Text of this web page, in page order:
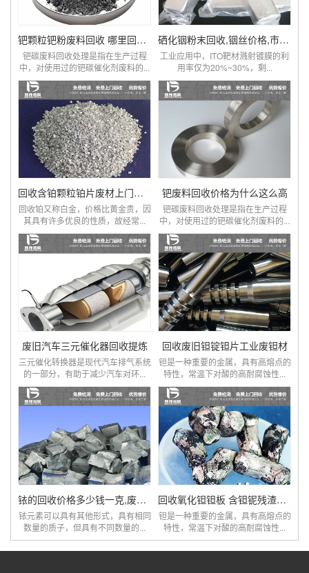
钯颗粒钯粉废料回收 哪里回收钯碳厂家
钯碳废料回收处理是指在生产过程
中，对使用过的钯碳催化剂废料的...
硒化铟粉末回收,铟丝价格,市场报价,终端工厂
工业应用中，ITO靶材溅射镀膜的利
用率仅为20%~30%，剩...
回收含铂颗粒铂片废材上门回收
回收铂又称白金，价格比黄金贵，因
其具有许多优良的性质，故经常...
钯废料回收价格为什么这么高
钯碳废料回收处理是指在生产过程
中，对使用过的钯碳催化剂废料的...
废旧汽车三元催化器回收提炼
三元催化转换器是现代汽车排气系统
的一部分，有助于减少汽车对环...
回收废旧钽锭钽片工业废钽材
钽是一种重要的金属，具有高熔点的
特性，常温下对酸的高耐腐蚀性...
铱的回收价格多少钱一克,废弃铱坩埚回收公司
铱元素可以具有其他形式，具有相同
数量的质子，但具有不同数量的...
回收氧化钽钽板 含钽铌残渣钽废料废液
钽是一种重要的金属，具有高熔点的
特性，常温下对酸的高耐腐蚀性...